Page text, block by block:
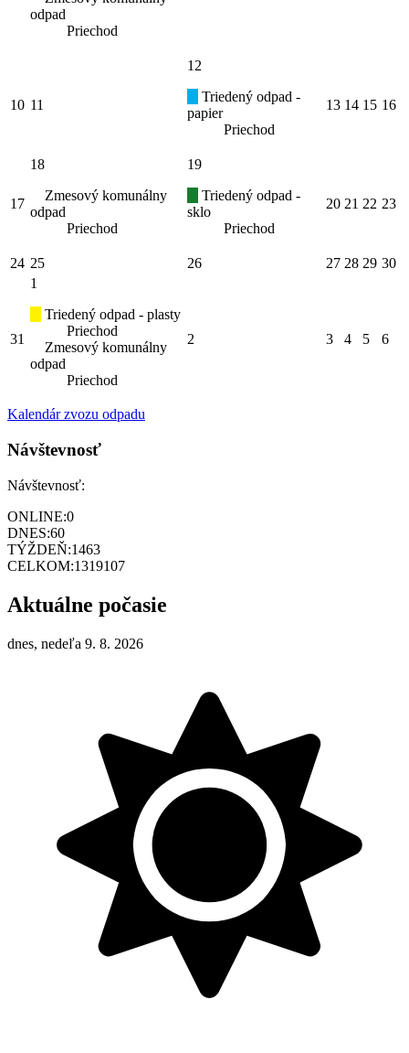
odpad
Priechod
10 11
12
Triedený odpad -
papier
Priechod
13 14 15 16
17
18
Zmesový komunálny
odpad
Priechod
19
Triedený odpad -
sklo
Priechod
20 21 22 23
24 25 26 27 28 29 30
31
1
Triedený odpad - plasty
Priechod
Zmesový komunálny
odpad
Priechod
2 3 4 5 6
Kalendár zvozu odpadu
Návštevnosť
Návštevnosť:
ONLINE:0
DNES:60
TÝŽDEŇ:1463
CELKOM:1319107
Aktuálne počasie
dnes, nedeľa 9. 8. 2026